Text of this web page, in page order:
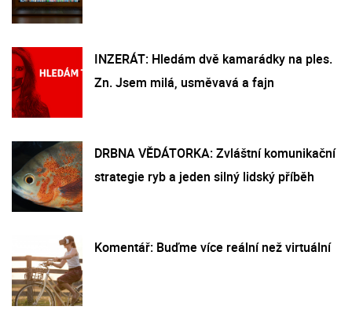
INZERÁT: Hledám dvě kamarádky na ples.
Zn. Jsem milá, usměvavá a fajn
DRBNA VĚDÁTORKA: Zvláštní komunikační
strategie ryb a jeden silný lidský příběh
Komentář: Buďme více reální než virtuální